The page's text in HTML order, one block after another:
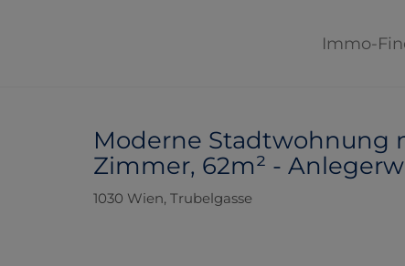
Immo-
Moderne Stadtwohnung
Zimmer, 62m² -
1030 Wien, Trubelgasse